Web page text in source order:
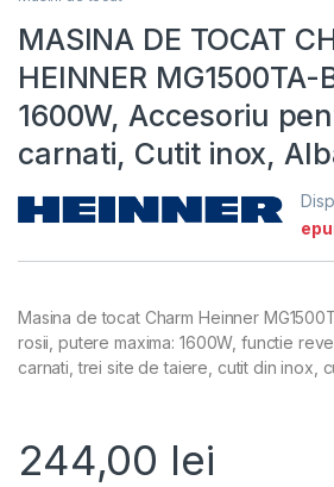
MASINA DE TOCAT
HEINNER
1600W, Accesoriu
carnati, Cutit inox,
Masina de tocat Charm Heinner
rosii, putere maxima: 1600W, functie
carnati, trei site de taiere, cutit din inox,
244,00 lei